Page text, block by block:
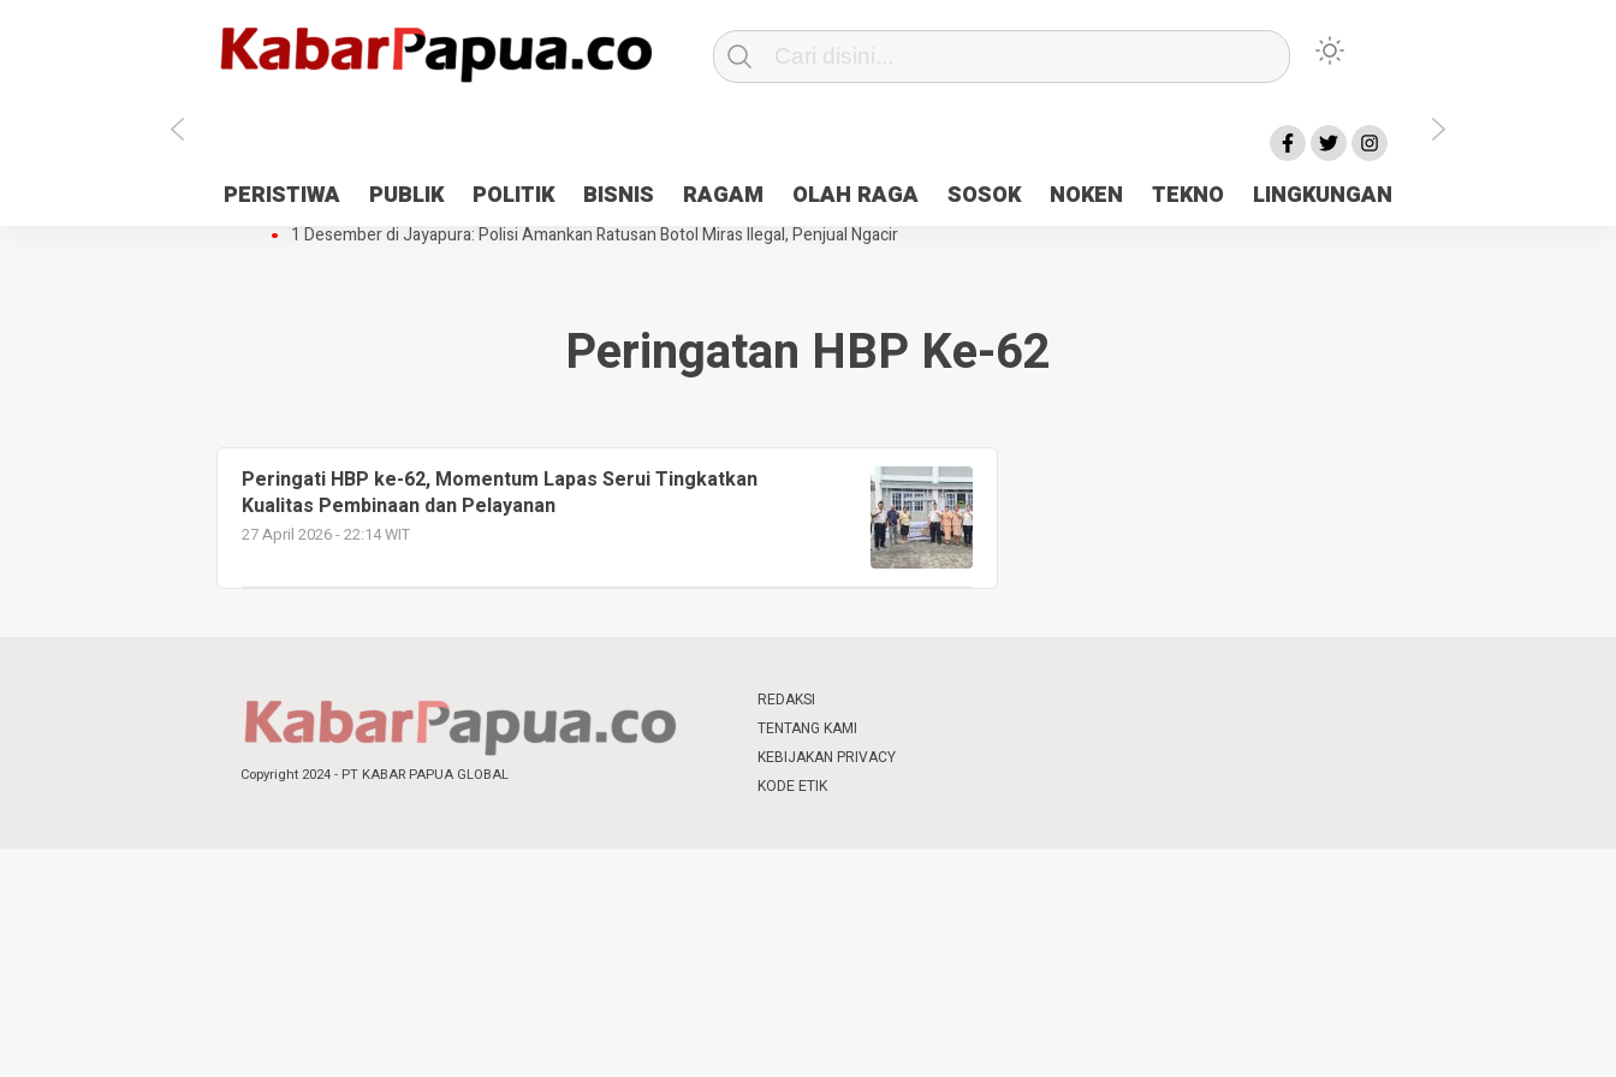
PERISTIWA PUBLIK POLITIK BISNIS RAGAM OLAH RAGA SOSOK NOKEN TEKNO LINGKUNGAN
Antisipasi 1 Desember, TNI Polri Patroli 2×24 jam di Kota Jayapura
Pesan Sejuk Polri di Deklarasi Pemilu Ceria Tanah Papua
Gedung Perpustakaan SMPN 5 Sentani Terbakar
Hibah Pilkada Jayapura Cair 10 Persen, Deposit Kas Daerah Rp23 Miliar Disorot
1 Desember di Jayapura: Polisi Amankan Ratusan Botol Miras Ilegal, Penjual Ngacir
Peringatan HBP Ke-62
Peringati HBP ke-62, Momentum Lapas Serui Tingkatkan
Kualitas Pembinaan dan Pelayanan
27 April 2026 - 22:14 WIT
Copyright 2024 - PT KABAR PAPUA GLOBAL
REDAKSI
TENTANG KAMI
KEBIJAKAN PRIVACY
KODE ETIK